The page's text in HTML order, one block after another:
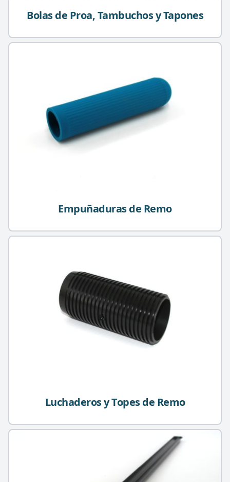
Bolas de Proa, Tambuchos y Tapones
Empuñaduras de Remo
Luchaderos y Topes de Remo